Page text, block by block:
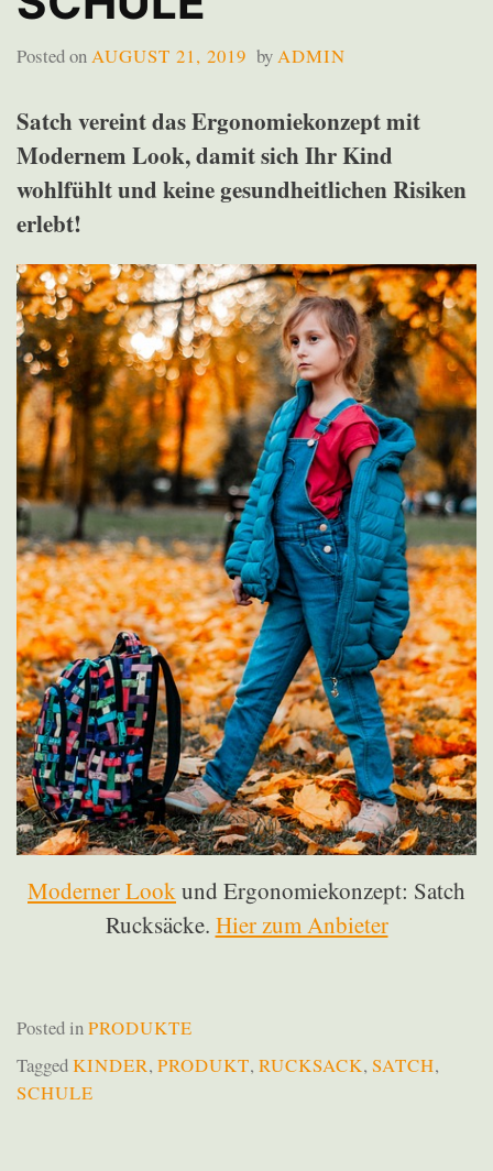
Posted onAUGUST 21, 2019 byADMIN
Satch vereint das Ergonomiekonzept mit
Modernem Look, damit sich Ihr Kind
wohlfühlt und keine gesundheitlichen Risiken
erlebt!
Moderner Lookund Ergonomiekonzept: Satch
Rucksäcke. Hier zum Anbieter
Posted inPRODUKTE
TaggedKINDER, PRODUKT, RUCKSACK, SATCH,
SCHULE